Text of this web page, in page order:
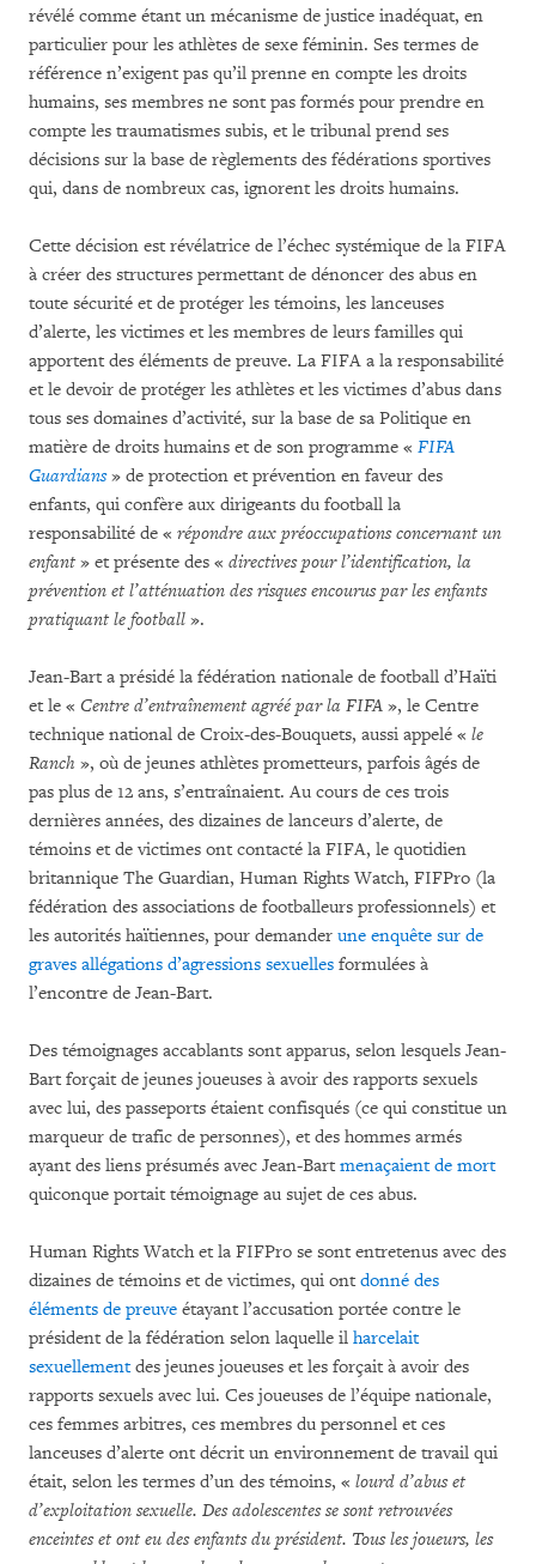
révélé comme étant un mécanisme de justice inadéquat, en
particulier pour les athlètes de sexe féminin. Ses termes de
référence n’exigent pas qu’il prenne en compte les droits
humains, ses membres ne sont pas formés pour prendre en
compte les traumatismes subis, et le tribunal prend ses
décisions sur la base de règlements des fédérations sportives
qui, dans de nombreux cas, ignorent les droits humains.
Cette décision est révélatrice de l’échec systémique de la FIFA
à créer des structures permettant de dénoncer des abus en
toute sécurité et de protéger les témoins, les lanceuses
d’alerte, les victimes et les membres de leurs familles qui
apportent des éléments de preuve. La FIFA a la responsabilité
et le devoir de protéger les athlètes et les victimes d’abus dans
tous ses domaines d’activité, sur la base de sa Politique en
matière de droits humains et de son programme « FIFA
Guardians » de protection et prévention en faveur des
enfants, qui confère aux dirigeants du football la
responsabilité de « répondre aux préoccupations concernant un
enfant » et présente des « directives pour l’identification, la
prévention et l’atténuation des risques encourus par les enfants
pratiquant le football ».
Jean-Bart a présidé la fédération nationale de football d’Haïti
et le « Centre d’entraînement agréé par la FIFA », le Centre
technique national de Croix-des-Bouquets, aussi appelé « le
Ranch », où de jeunes athlètes prometteurs, parfois âgés de
pas plus de 12 ans, s’entraînaient. Au cours de ces trois
dernières années, des dizaines de lanceurs d’alerte, de
témoins et de victimes ont contacté la FIFA, le quotidien
britannique The Guardian, Human Rights Watch, FIFPro (la
fédération des associations de footballeurs professionnels) et
les autorités haïtiennes, pour demander une enquête sur de
graves allégations d’agressions sexuelles formulées à
l’encontre de Jean-Bart.
Des témoignages accablants sont apparus, selon lesquels Jean-
Bart forçait de jeunes joueuses à avoir des rapports sexuels
avec lui, des passeports étaient confisqués (ce qui constitue un
marqueur de trafic de personnes), et des hommes armés
ayant des liens présumés avec Jean-Bart menaçaient de mort
quiconque portait témoignage au sujet de ces abus.
Human Rights Watch et la FIFPro se sont entretenus avec des
dizaines de témoins et de victimes, qui ont donné des
éléments de preuve étayant l’accusation portée contre le
président de la fédération selon laquelle il harcelait
sexuellementdes jeunes joueuses et les forçait à avoir des
rapports sexuels avec lui. Ces joueuses de l’équipe nationale,
ces femmes arbitres, ces membres du personnel et ces
lanceuses d’alerte ont décrit un environnement de travail qui
était, selon les termes d’un des témoins, « lourd d’abus et
d’exploitation sexuelle. Des adolescentes se sont retrouvées
enceintes et ont eu des enfants du président. Tous les joueurs, les